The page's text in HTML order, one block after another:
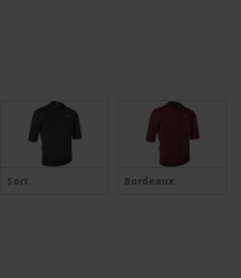
Sort Bordeaux